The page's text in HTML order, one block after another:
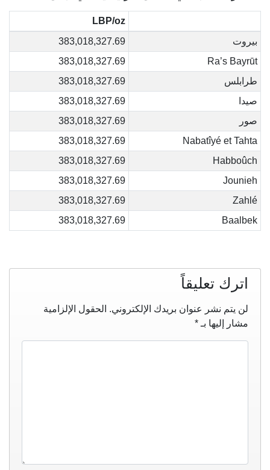
LBP/oz
بيروت
383,018,327.69
Ra’s Bayrūt
383,018,327.69
طرابلس
383,018,327.69
صيدا
383,018,327.69
صور
383,018,327.69
Nabatîyé et Tahta
383,018,327.69
Habboûch
383,018,327.69
Jounieh
383,018,327.69
Zahlé
383,018,327.69
Baalbek
383,018,327.69
اترك تعليقاً
لن يتم نشر عنوان بريدك الإلكتروني. الحقول الإلزامية
مشار إليها بـ *